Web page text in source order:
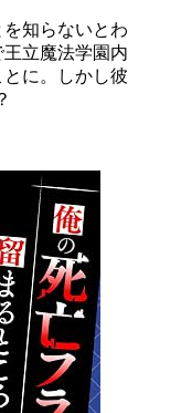
知らないとわ
立魔法学園内
に。しかし彼